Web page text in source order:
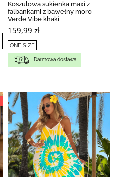
Koszulowa sukienka maxi z
falbankami z bawełny moro
Verde Vibe khaki
159,99 zł
ONE SIZE
Darmowa dostawa